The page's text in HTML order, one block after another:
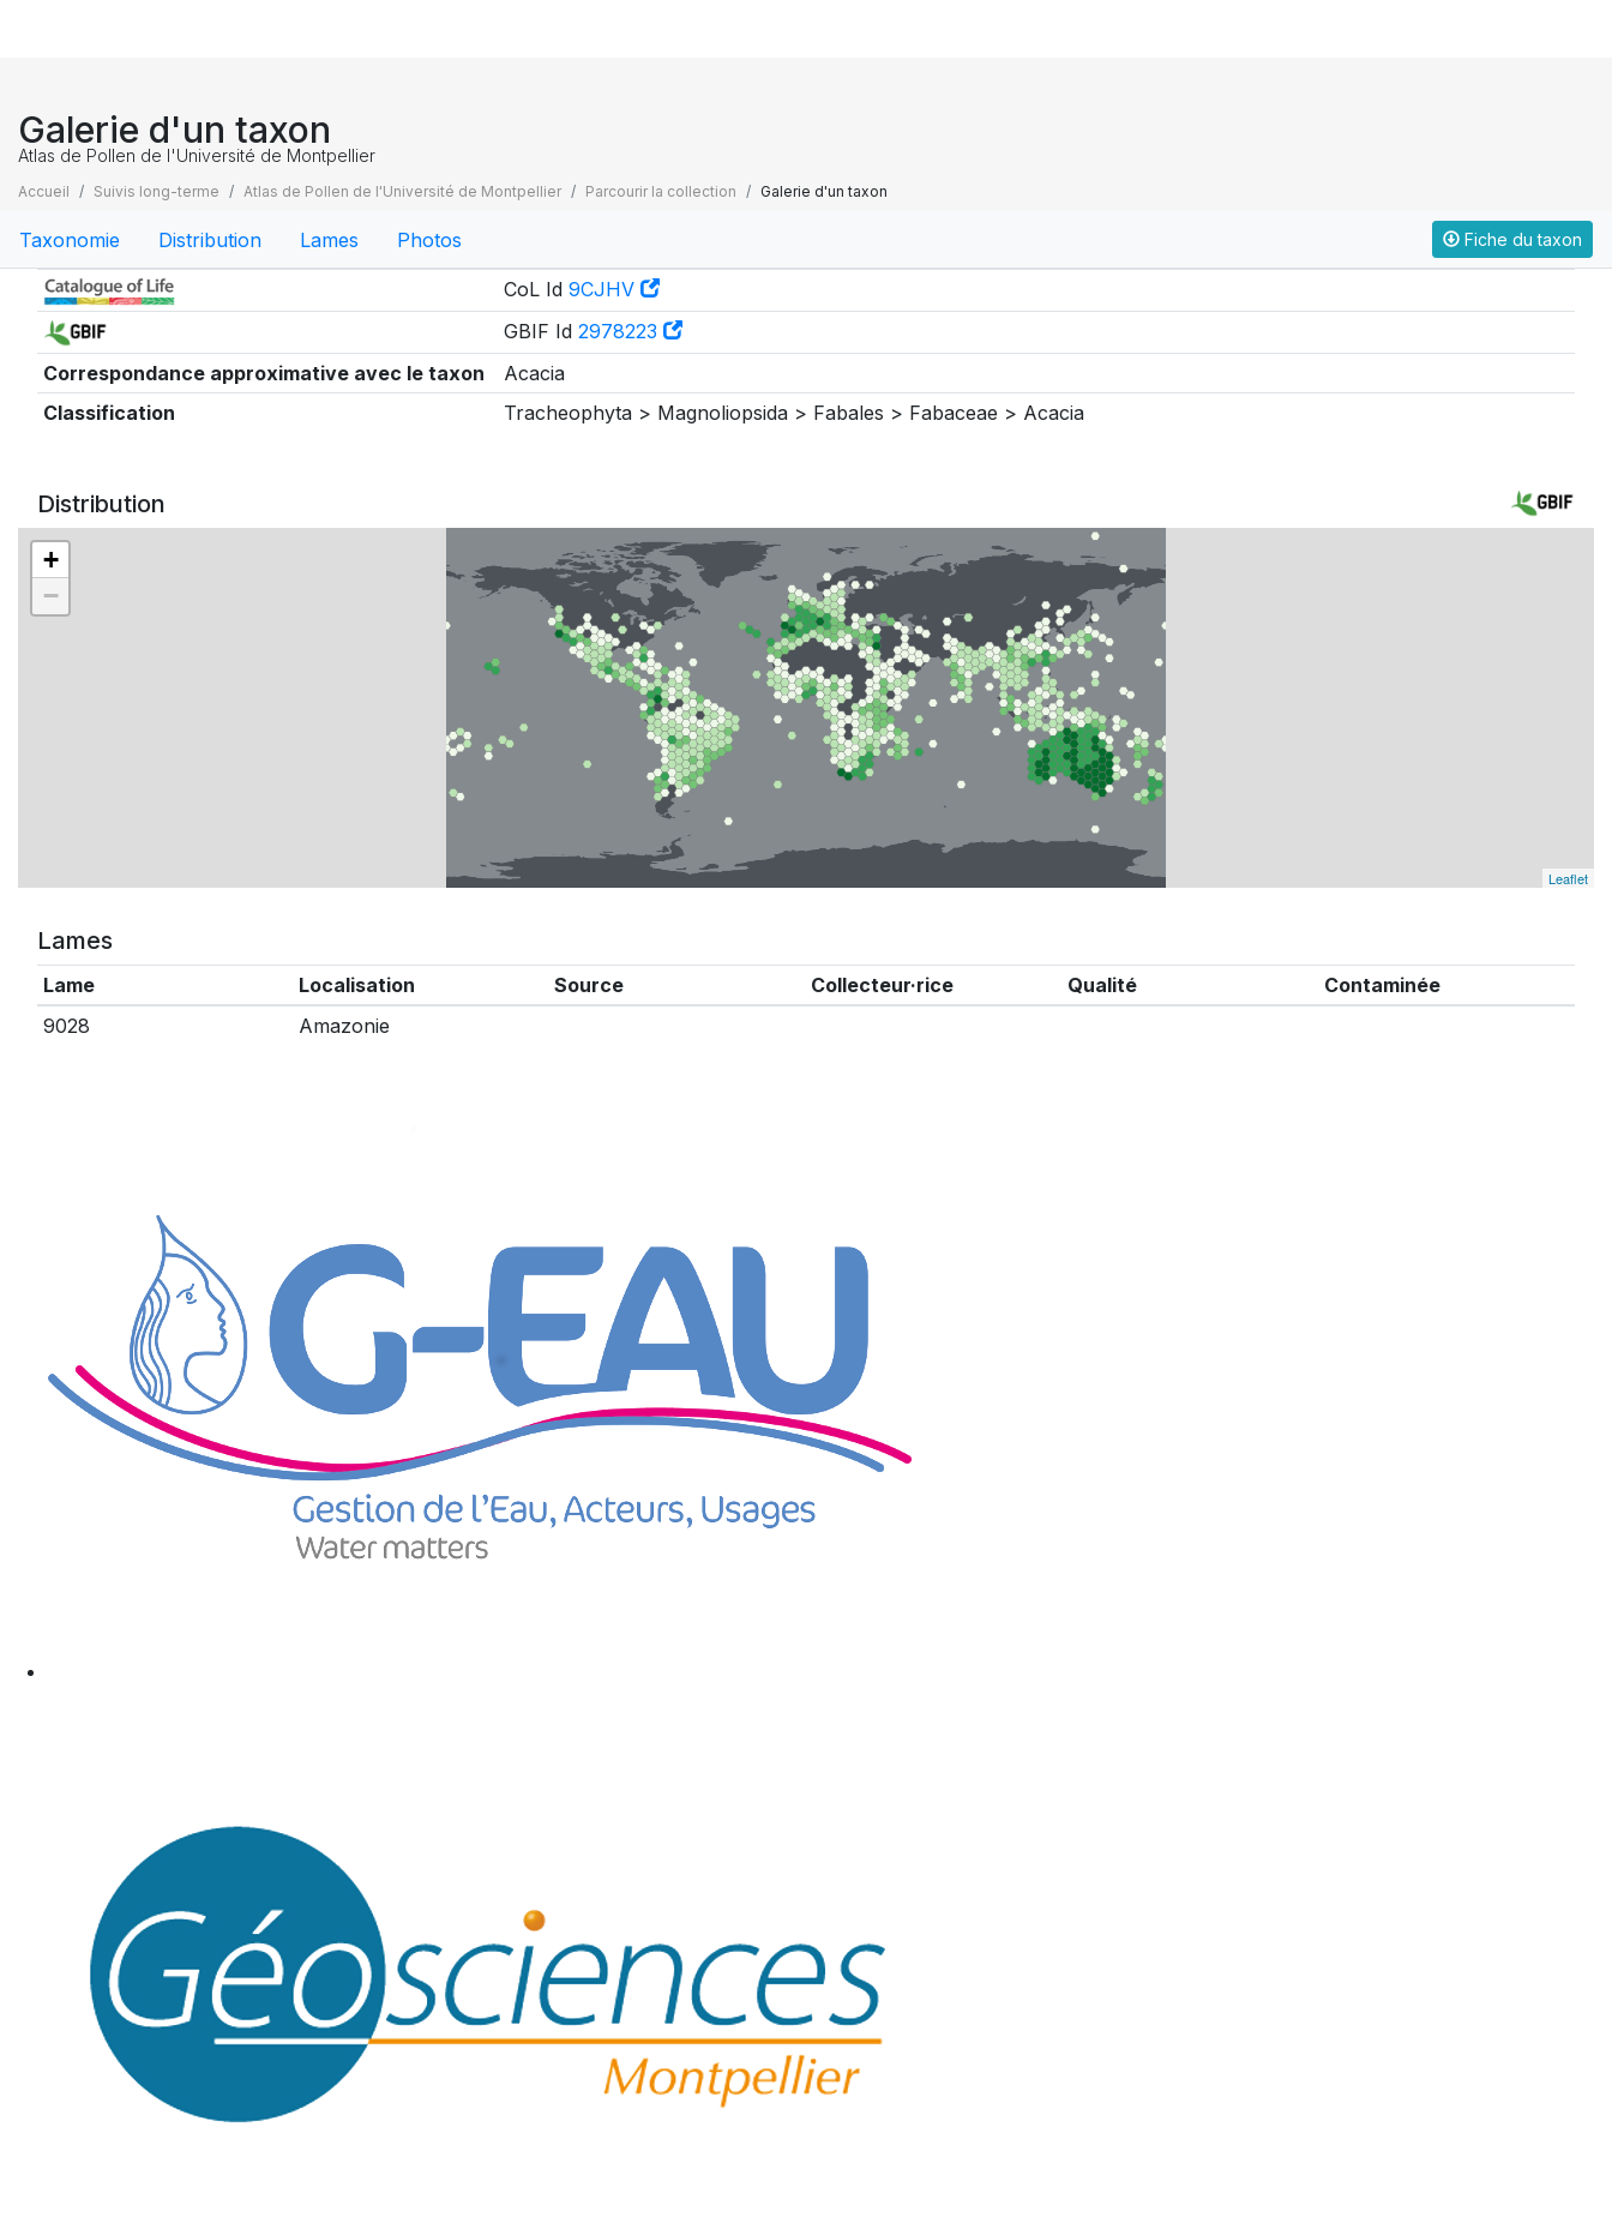
Galerie d'un taxon
Atlas de Pollen de l'Université de Montpellier
Accueil Suivis long-terme Atlas de Pollen de l'Université de Montpellier Parcourir la collection Galerie d'un taxon
Taxonomie Distribution Lames Photos Fiche du taxon
Taxonomie
CoL Id 9CJHV
GBIF Id 2978223
Correspondance approximative avec le taxon
Acacia
Classification
Tracheophyta > Magnoliopsida > Fabales > Fabaceae > Acacia
Distribution
+
−
Leaflet
Lames
Lame Localisation Source Collecteur·rice Qualité
Contaminée
9028
Amazonie